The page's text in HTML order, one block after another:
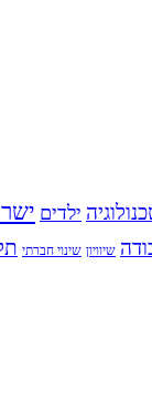
ילדים
שיוויון שינוי חברתי